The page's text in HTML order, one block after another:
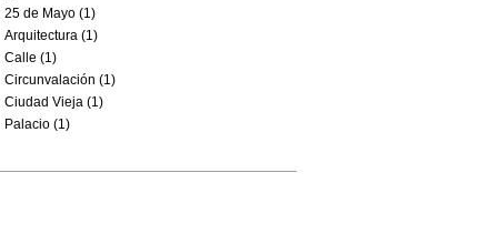
25 de Mayo (1)
Arquitectura (1)
Calle (1)
Circunvalación (1)
Ciudad Vieja (1)
Palacio (1)